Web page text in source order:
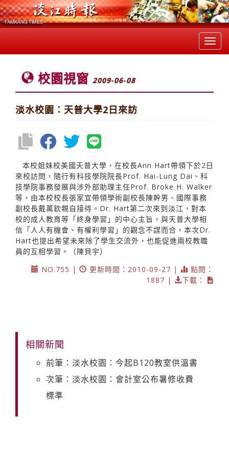
校園視窗 2009-06-08
淡水校園：天普大學2日來訪
本校姐妹校美國天普大學，在校長Ann Hart帶領下於2日
來校訪問，隨行有科技學院院長Prof. Hai-Lung Dai、科
技學院事務發展與涉外部助理主任Prof. Broke H. Walker
等，由本校校長張家宜帶領學術副校長陳幹男、國際事務
副校長戴萬欽親自接待。Dr. Hart第二次來到淡江，對本
校的成人教育等「終身學習」的中心主旨，與天普大學相
信「人人有機會、有權利學習」的觀念不謀而合，本次Dr.
Hart也提出希望未來除了學生交流外，也能促進兩校教職
員的互相學習。（陳貝宇）
NO.755 |
更新時間：2010-09-27 |
點閱：
1887 |
下載：
相關新聞
前筆：淡水校園：今起B120教室供溫書
次筆：淡水校園：會計室公布暑修收費
標準